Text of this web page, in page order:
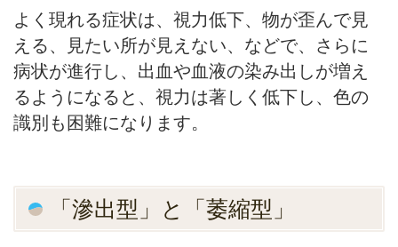
よく現れる症状は、視力低下、物が歪んで見
える、見たい所が見えない、などで、さらに
病状が進行し、出血や血液の染み出しが増え
るようになると、視力は著しく低下し、色の
識別も困難になります。
「滲出型」と「萎縮型」